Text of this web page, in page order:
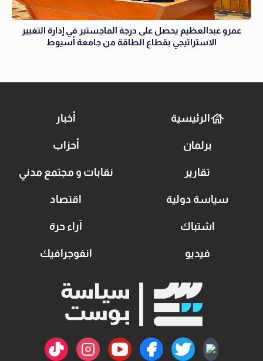
عمرو عبدالعظيم يحصل على درجة الماجستير في إدارة التغيير
الاستراتيجي بقطاع الطاقة من جامعة أسيوط
الرئيسية أخبار
برلمان أحزاب
تقارير نقابات و مجتمع مدني
سياسة دولية اقتصاد
اشتباك آراء حرة
فيديو انفوجرافيك